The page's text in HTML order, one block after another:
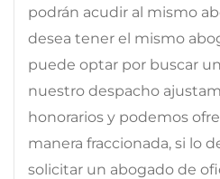
podrán acudir al mismo
desea tener el mismo
puede optar por buscar
nuestro despacho
honorarios y podemos
manera fraccionada, si lo
solicitar un abogado de